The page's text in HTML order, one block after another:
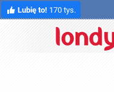
Lubię to! 170 tys.